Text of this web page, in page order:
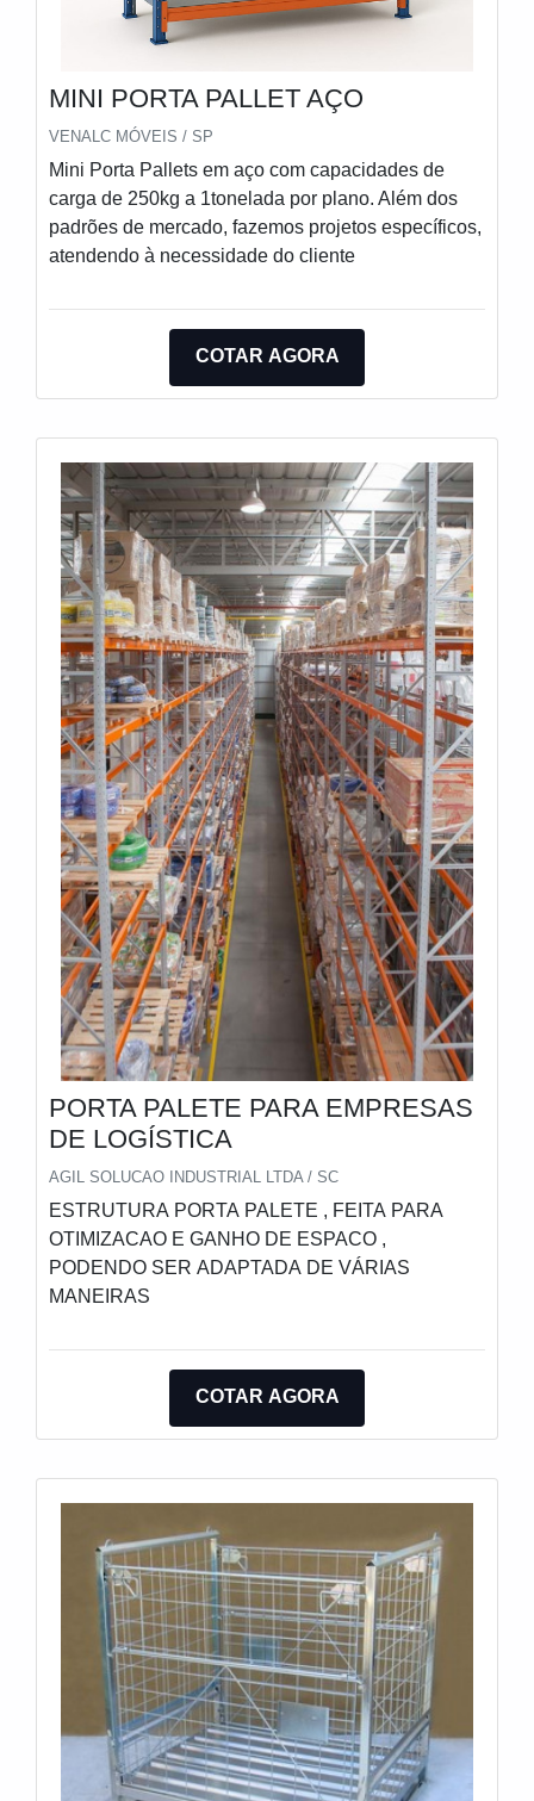
MINI PORTA PALLET AÇO
VENALC MÓVEIS / SP
Mini Porta Pallets em aço com capacidades de
carga de 250kg a 1tonelada por plano. Além dos
padrões de mercado, fazemos projetos específicos,
atendendo à necessidade do cliente
COTAR AGORA
PORTA PALETE PARA EMPRESAS
DE LOGÍSTICA
AGIL SOLUCAO INDUSTRIAL LTDA / SC
ESTRUTURA PORTA PALETE , FEITA PARA
OTIMIZACAO E GANHO DE ESPACO ,
PODENDO SER ADAPTADA DE VÁRIAS
MANEIRAS
COTAR AGORA